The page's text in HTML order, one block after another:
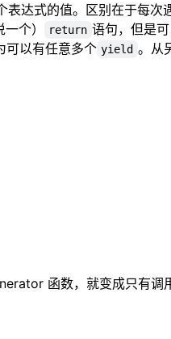
表达式的值。区别在于每次
个） return 语句，但是可
可以有任意多个 yield 。从
函数，就变成只有调